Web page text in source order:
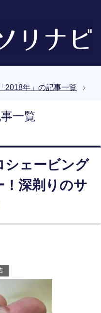
「2018年」の記事一覧
一覧
シェービング
深剃りのサ